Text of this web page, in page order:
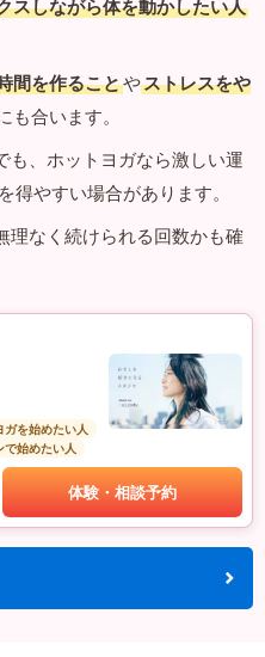
スしながら体を動かしたい人
間を作ることやストレスをや
も合います。
も、ホットヨガなら激しい運
を得やすい場合があります。
理なく続けられる回数かも確
ガを始めたい人
で始めたい人
体験・相談予約